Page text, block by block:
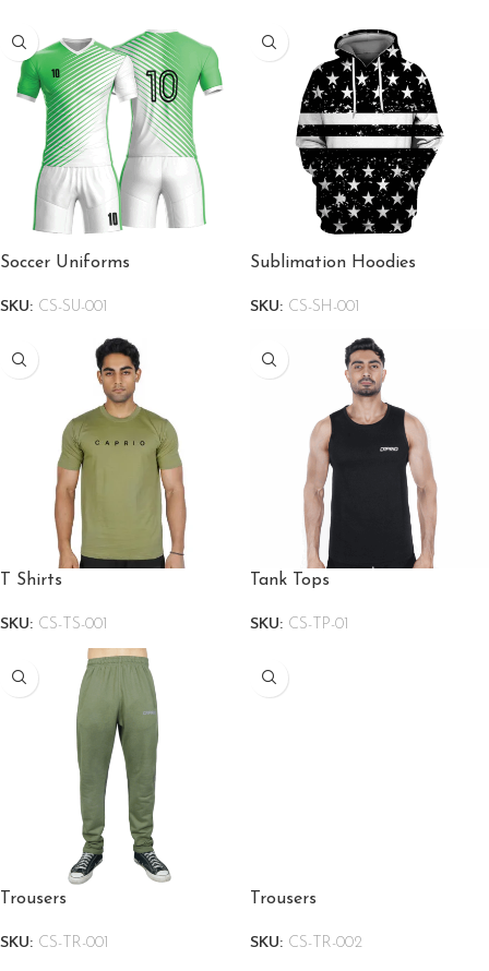
Soccer Uniforms
SKU: CS-SU-001
Sublimation Hoodies
SKU: CS-SH-001
T Shirts
SKU: CS-TS-001
Tank Tops
SKU: CS-TP-01
Trousers
SKU: CS-TR-001
Trousers
SKU: CS-TR-002